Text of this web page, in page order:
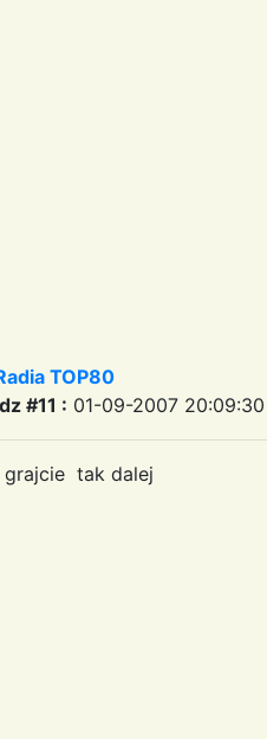
TOP80
#11 : 01-09-2007
tak dalej